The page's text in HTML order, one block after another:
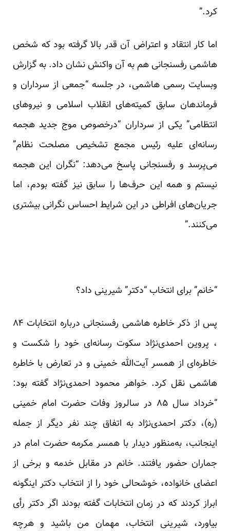
کرد.”
اما کار انتقاد و اعتراض آن قدر بالا گرفته بود که شخص
هاشمی رفسنجانی هم به آن واکنش نشان داد. به گزارش
وبسایت رسمی هاشمی، در جلسه “جمعی از سرداران و
فرماندهان سابق کمیته‌های انقلاب اسلامی و نیروهای
انتظامی” یکی از سرداران “درخصوص موج جدید هجمه
رسانه‌ای علیه رئیس مجمع تشخیص مصلحت نظام”
می‌پرسد و رفسنجانی پاسخ می‌دهد: “نگران این هجمه
نیستم و همه‌ این حرف‌ها را سابق نیز گفته بودم، اما
جریان‌های افراطی در این شرایط احساس نگرانی بیشتری
می‌کنند.”
“خانم” برای انتخاب “دکتر” شیرینی داد؟
پس از ذکر خاطره هاشمی رفسنجانی درباره انتخابات ۸۴
، پروین احمدی‌نژاد سکوت رسانه‌ای خود را شکست و
خاطره‌ای از همسر آیت‌الله خمینی و در تعارض با خاطره
هاشمی نقل کرد. خواهر محمود احمدی‌نژاد گفته بود:
“خرداد سال ۸۵ در سالروز وفات حضرت امام خمینی
(ره)، دکتر احمدی‌نژاد به اتفاق چند نفر دیگر از جمله
اینجانب، به‌منظور دیدار با همسر مکرمه حضرت امام در
جماران حضور یافتند. خانم در مقابل خدمه و برخی از
اعضای خانواده، خوشحالی خود را از انتخاب دکتر اینگونه
ابراز کردند که در زمان انتخابات گفته بودند اگر دکتر رأی
بیاورد، شیرینی انتخاب، مهمان من باشید و هرچه